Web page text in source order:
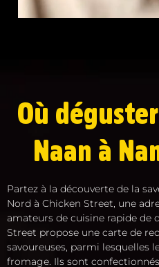
Où
Naan à
Partez à la découverte de la
Nord à Chicken Street, une
amateurs de cuisine rapide de
Street propose une carte de
savoureuses, parmi lesquelles
fromage. Ils sont